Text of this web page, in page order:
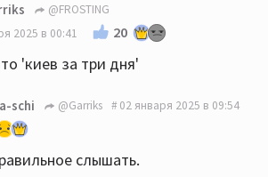
@FROSTING
2025 в 00:41
20
'киев за три дня'
schi @Garriks 02 января 2025 в 09:54
слышать.